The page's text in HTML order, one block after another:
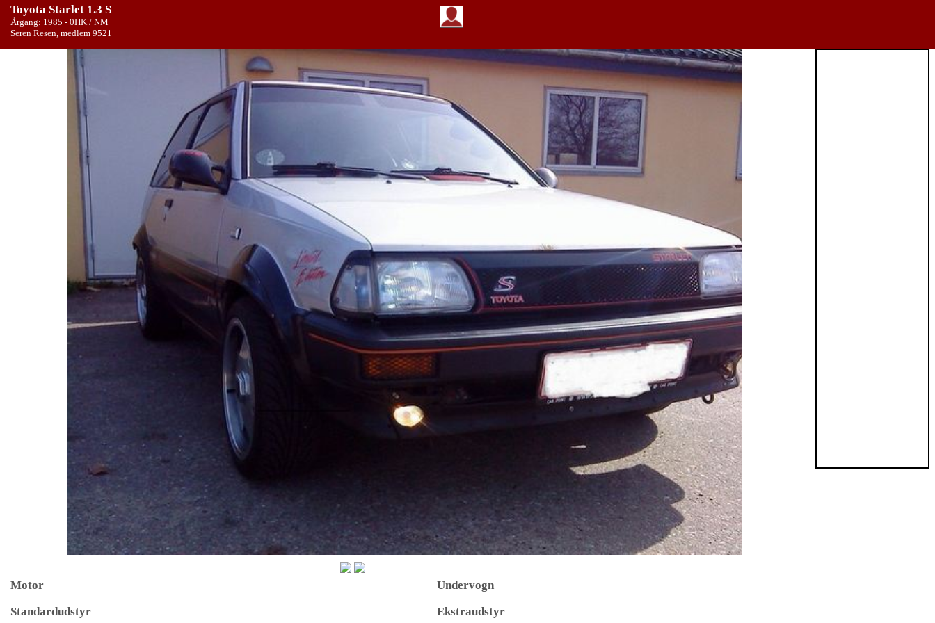
Toyota Starlet 1.3 S
Årgang: 1985 - 0HK / NM
Seren Resen, medlem 9521
Motor
Undervogn
Standardudstyr
Ekstraudstyr